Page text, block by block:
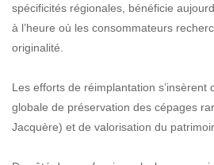
spécificités régionales, bénéficie
à l’heure où les consommateurs
originalité.
Les efforts de réimplantation s’insèrent
globale de préservation des cépages
Jacquère) et de valorisation du